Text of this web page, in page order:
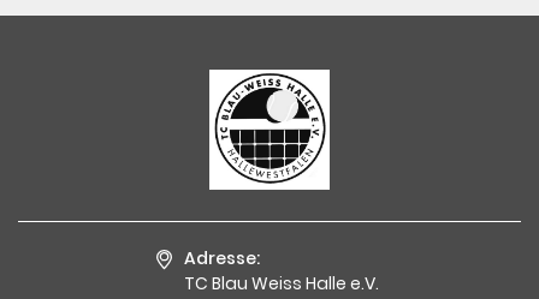
Adresse:
TC Blau Weiss Halle e.V.